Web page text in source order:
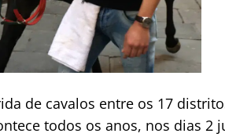
de cavalos entre os 17
todos os anos, nos dias